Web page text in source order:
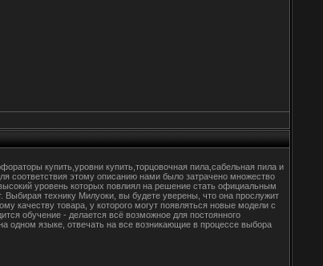
купить,уровни купить,торцовочная пила,сабельная пила и
соответствия этому описанию нами было затрачено множество
уровень которых повлиял на решение стать официальным
Выбирая технику Милуоки, вы будете уверены, что она прослужит
качеству товара, у которого могут появляться новые модели с
обучение - делается всё возможное для постоянного
одном языке, отвечать на все возникающие в процессе выбора